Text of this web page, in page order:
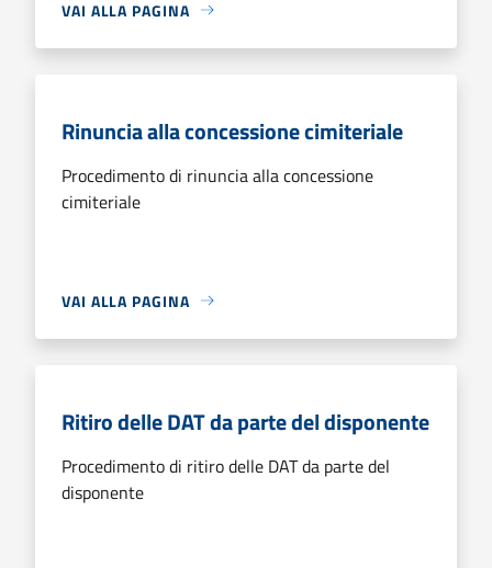
VAI ALLA PAGINA
Rinuncia alla concessione cimiteriale
Procedimento di rinuncia alla concessione
cimiteriale
VAI ALLA PAGINA
Ritiro delle DAT da parte del disponente
Procedimento di ritiro delle DAT da parte del
disponente